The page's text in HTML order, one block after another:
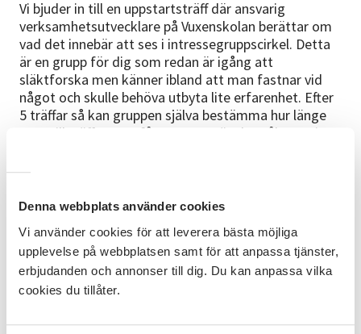
Denna webbplats använder cookies
Vi använder cookies för att leverera bästa möjliga
upplevelse på webbplatsen samt för att anpassa tjänster,
erbjudanden och annonser till dig. Du kan anpassa vilka
cookies du tillåter.
Vi bjuder in till en uppstartsträff där ansvarig
verksamhetsutvecklare på Vuxenskolan berättar om
vad det innebär att ses i intressegruppscirkel. Detta
är en grupp för dig som redan är igång att
släktforska men känner ibland att man fastnar vid
något och skulle behöva utbyta lite erfarenhet. Efter
5 träffar så kan gruppen själva bestämma hur länge
man vill träffas. Det får gruppens önskemål styra i
Du tar med dig dator och material som du jobbar
med. Detta är även en perfekt gemenskap att träffa
andra som släktforskar och utbyta ideér och
erfarenhet med varandra.
Intressegrupp
En intressegrupp bygger på gruppens gemensamma